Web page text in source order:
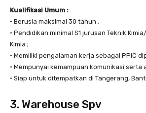
Kualifikasi Umum :
• Berusia maksimal 30 tahun ;
• Pendidikan minimal S1 jurusan Teknik
Kimia ;
• Memiliki pengalaman kerja sebagai PPIC
• Mempunyai kemampuan komunikasi serta
• Siap untuk ditempatkan di Tangerang,
3. Warehouse Spv